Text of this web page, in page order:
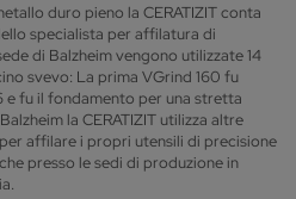
duro pieno la CERATIZIT conta
specialista per affilatura di
di Balzheim vengono utilizzate 14
svevo: La prima VGrind 160 fu
e fu il fondamento per una stretta
la CERATIZIT utilizza altre
affilare i propri utensili di precisione
presso le sedi di produzione in